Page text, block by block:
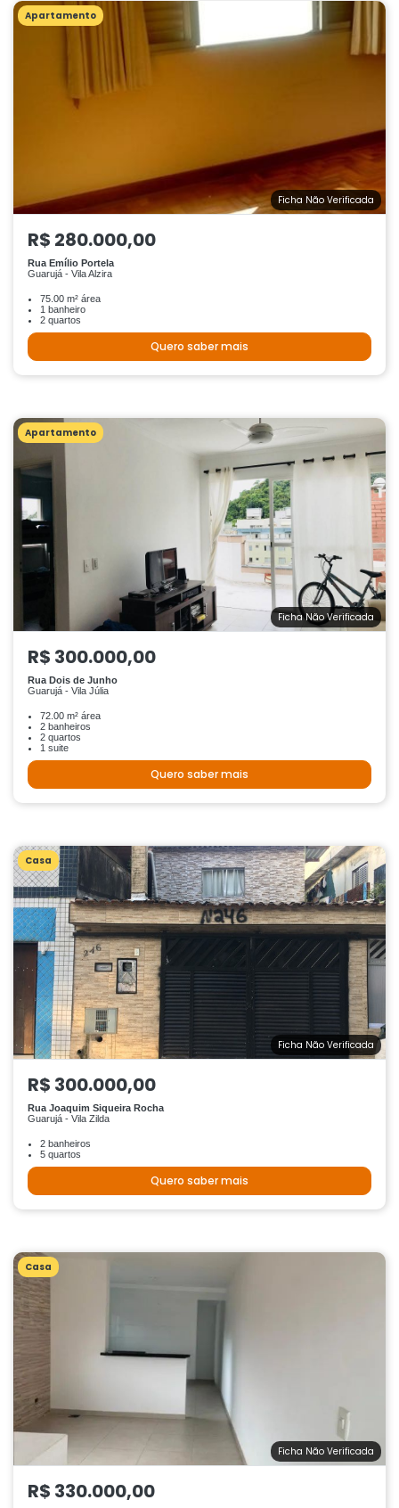
Apartamento
Ficha Não Verificada
R$ 280.000,00
Rua Emílio Portela
Guarujá - Vila Alzira
75.00 m² área
1 banheiro
2 quartos
Quero saber mais
Apartamento
Ficha Não Verificada
R$ 300.000,00
Rua Dois de Junho
Guarujá - Vila Júlia
72.00 m² área
2 banheiros
2 quartos
1 suite
Quero saber mais
Casa
Ficha Não Verificada
R$ 300.000,00
Rua Joaquim Siqueira Rocha
Guarujá - Vila Zilda
2 banheiros
5 quartos
Quero saber mais
Casa
Ficha Não Verificada
R$ 330.000,00